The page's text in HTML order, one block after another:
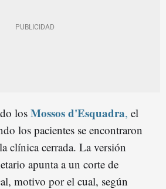
los Mossos d'Esquadra, el
los pacientes se encontraron
clínica cerrada. La versión
apunta a un corte de
motivo por el cual, según